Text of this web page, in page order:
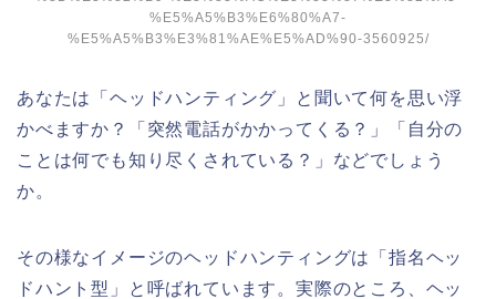
%E5%A5%B3%E6%80%A7-
%E5%A5%B3%E3%81%AE%E5%AD%90-3560925/
あなたは「ヘッドハンティング」と聞いて何を思い浮
かべますか？「突然電話がかかってくる？」「自分の
ことは何でも知り尽くされている？」などでしょう
か。
その様なイメージのヘッドハンティングは「指名ヘッ
ドハント型」と呼ばれています。実際のところ、ヘッ